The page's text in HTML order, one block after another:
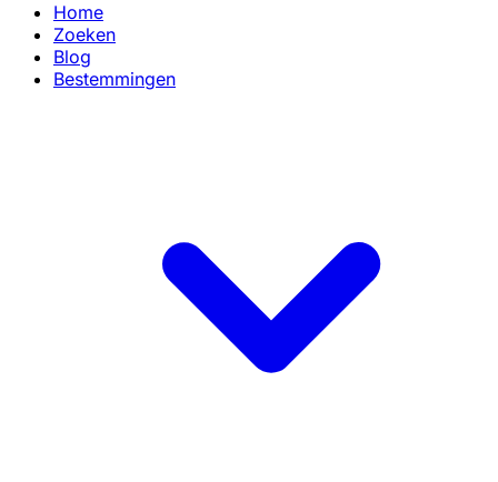
Home
Zoeken
Blog
Bestemmingen